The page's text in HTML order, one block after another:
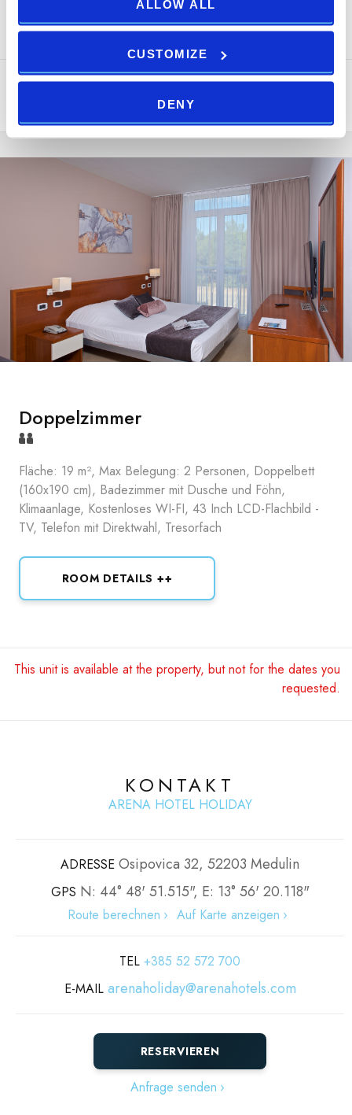
ALLOW ALL
CUSTOMIZE
DENY
This unit is available at the property, but not for the dates you
Doppelzimmer
Fläche: 19 m², Max Belegung: 2 Personen, Doppelbett
(160x190 cm), Badezimmer mit Dusche und Föhn,
Klimaanlage, Kostenloses WI-FI, 43 Inch LCD-Flachbild -
TV, Telefon mit Direktwahl, Tresorfach
ROOM DETAILS ++
This unit is available at the property, but not for the dates you
requested.
KONTAKT
ARENA HOTEL HOLIDAY
ADRESSE Osipovica 32, 52203 Medulin
GPS N: 44° 48' 51.515", E: 13° 56' 20.118"
Route berechnen Auf Karte anzeigen
TEL +385 52 572 700
E-MAIL arenaholiday@arenahotels.com
RESERVIEREN
Anfrage senden